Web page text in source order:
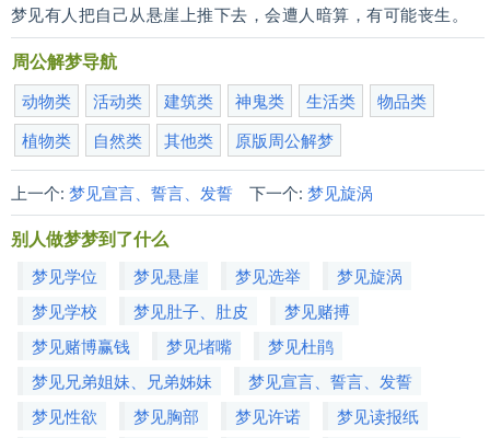
梦见有人把自己从悬崖上推下去，会遭人暗算，有可能丧生。
周公解梦导航
动物类 活动类 建筑类 神鬼类 生活类
物品类
植物类
自然类 其他类 原版周公解梦
上一个: 梦见宣言、誓言、发誓下一个: 梦见旋涡
别人做梦梦到了什么
梦见学位 梦见悬崖 梦见选举
梦见旋涡
梦见学校
梦见肚子、肚皮
梦见赌搏
梦见赌博赢钱
梦见堵嘴
梦见杜鹃
梦见兄弟姐妹、兄弟姊妹
梦见宣言、誓言、发誓
梦见性欲
梦见胸部 梦见许诺
梦见读报纸